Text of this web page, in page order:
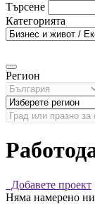
Търсене
Категорията
Регион
Добавете проект
Няма намерено